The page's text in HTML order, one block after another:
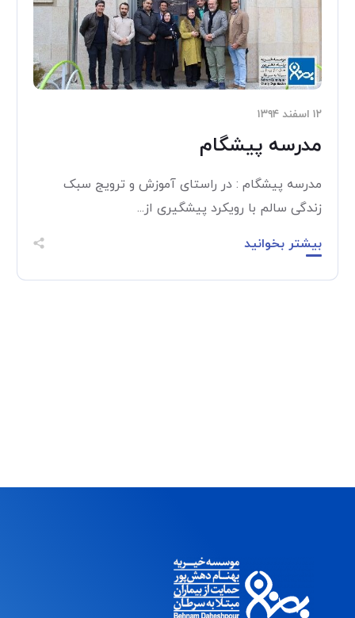
۱۲ اسفند ۱۳۹۴
مدرسه پیشگام
مدرسه پیشگام : در راستای آموزش و ترویج سبک
زندگی سالم با رویکرد پیشگیری از...
بیشتر بخوانید